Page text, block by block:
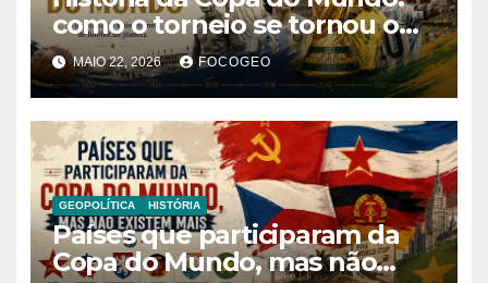
como o torneio se tornou o
maior evento esportivo do
planeta
MAIO 22, 2026 FOCOGEO
GEOPOLÍTICA HISTÓRIA
Países que participaram da
Copa do Mundo, mas não